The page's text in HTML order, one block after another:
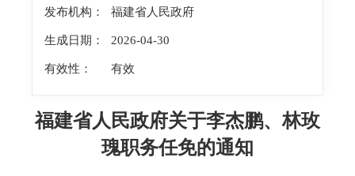
发布机构： 福建省人民政府
生成日期： 2026-04-30
有效性： 有效
福建省人民政府关于李杰鹏、林玫
瑰职务任免的通知